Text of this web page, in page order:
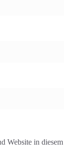
Website in